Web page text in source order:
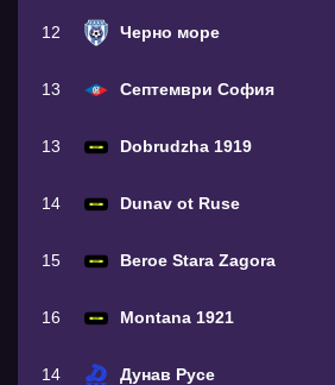
12 Черно море
13 Септември София
13 Dobrudzha 1919
14 Dunav ot Ruse
15 Beroe Stara Zagora
16 Montana 1921
14 Дунав Русе